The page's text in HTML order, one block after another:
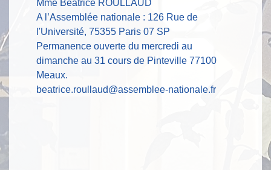
Mme Béatrice ROULLAUD
A l’Assemblée nationale : 126 Rue de
l'Université, 75355 Paris 07 SP
Permanence ouverte du mercredi au
dimanche au 31 cours de Pinteville 77100
Meaux.
beatrice.roullaud@assemblee-nationale.fr